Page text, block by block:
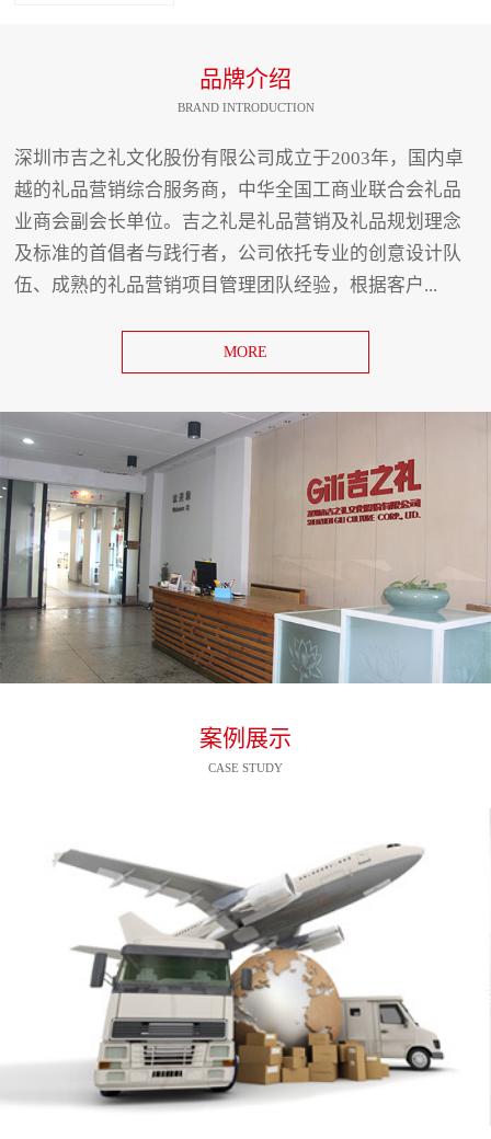
品牌介绍
BRAND INTRODUCTION
深圳市吉之礼文化股份有限公司成立于2003年，国内卓
越的礼品营销综合服务商，中华全国工商业联合会礼品
业商会副会长单位。吉之礼是礼品营销及礼品规划理念
及标准的首倡者与践行者，公司依托专业的创意设计队
伍、成熟的礼品营销项目管理团队经验，根据客户...
MORE
案例展示
CASE STUDY